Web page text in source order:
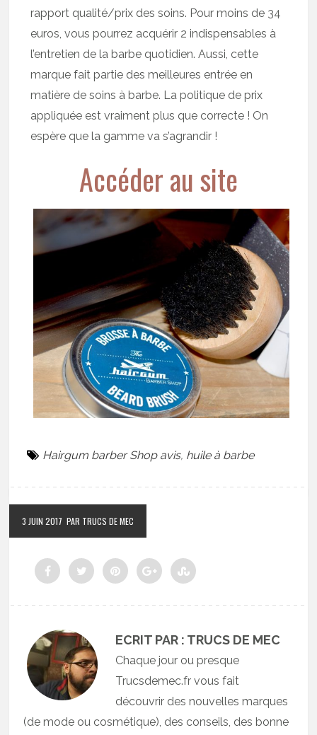
rapport qualité/prix des soins. Pour moins de 34
euros, vous pourrez acquérir 2 indispensables à
l’entretien de la barbe quotidien. Aussi, cette
marque fait partie des meilleures entrée en
matière de soins à barbe. La politique de prix
appliquée est vraiment plus que correcte ! On
espère que la gamme va s’agrandir !
Accéder au site
Hairgum barber Shop avis, huile à barbe
3 JUIN 2017 PAR TRUCS DE MEC
ECRIT PAR : TRUCS DE MEC
Chaque jour ou presque
Trucsdemec.fr vous fait
découvrir des nouvelles marques
(de mode ou cosmétique), des conseils, des bonne